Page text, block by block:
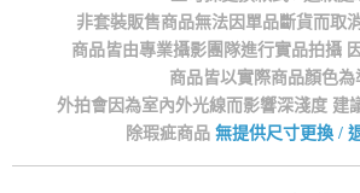
非套裝販售商品無法因單品斷貨而取
商品皆由專業攝影團隊進行實品拍攝
商品皆以實際商品顏色為
外拍會因為室內外光線而影響深淺度 建
除瑕疵商品 無提供尺寸更換 /